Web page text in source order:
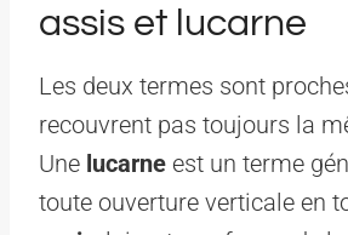
assis et lucarne
Les deux termes sont
recouvrent pas toujours la
Une lucarne est un terme
toute ouverture verticale en